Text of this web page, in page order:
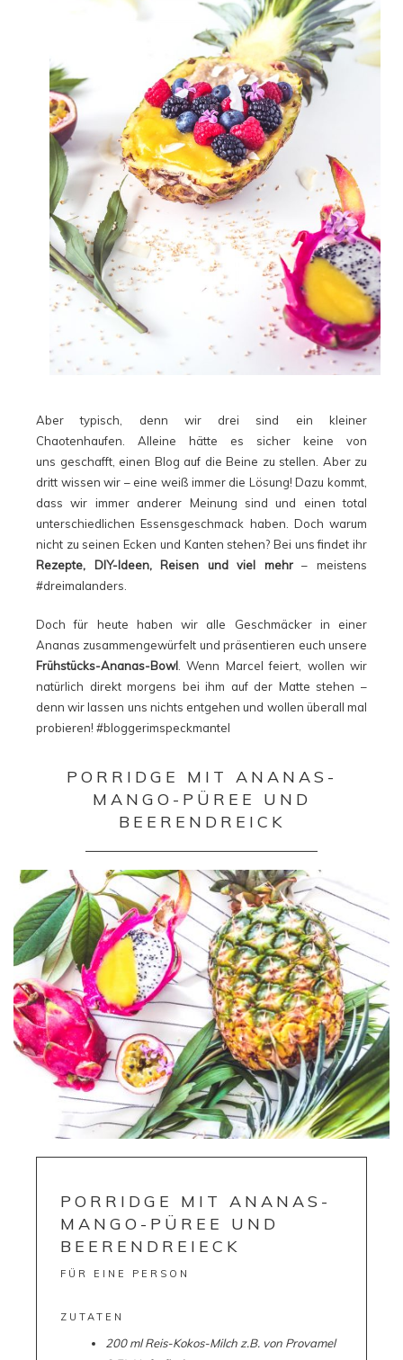
Aber typisch, denn wir drei sind ein kleiner
Chaotenhaufen. Alleine hätte es sicher keine von
uns geschafft, einen Blog auf die Beine zu stellen. Aber zu
dritt wissen wir – eine weiß immer die Lösung! Dazu kommt,
dass wir immer anderer Meinung sind und einen total
unterschiedlichen Essensgeschmack haben. Doch warum
nicht zu seinen Ecken und Kanten stehen? Bei uns findet ihr
Rezepte, DIY-Ideen, Reisen und viel mehr– meistens
#dreimalanders.
Doch für heute haben wir alle Geschmäcker in einer
Ananas zusammengewürfelt und präsentieren euch unsere
Frühstücks-Ananas-Bowl . Wenn Marcel feiert, wollen wir
natürlich direkt morgens bei ihm auf der Matte stehen –
denn wir lassen uns nichts entgehen und wollen überall mal
probieren! #bloggerimspeckmantel
PORRIDGE MIT ANANAS-
MANGO-PÜREE UND
BEERENDREICK
PORRIDGE MIT ANANAS-
MANGO-PÜREE UND
BEERENDREIECK
FÜR EINE PERSON
ZUTATEN
200 ml Reis-Kokos-Milch z.B. von Provamel